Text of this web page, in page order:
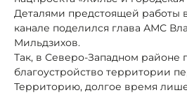
Деталями предстоящей работы
канале поделился глава АМС
Мильдзихов.
Так, в Северо-Западном районе
благоустройство территории
Территорию, долгое время